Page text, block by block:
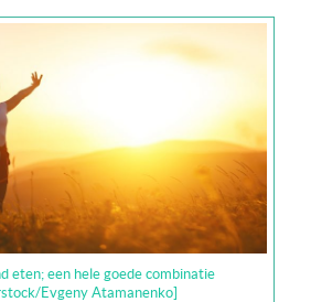
eten; een hele goede combinatie
Evgeny Atamanenko]